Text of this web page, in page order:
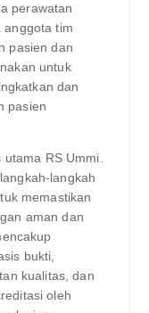
perawatan
anggota tim
pasien dan
untuk
dan
pasien
utama RS Ummi.
langkah
memastikan
aman dan
bukti,
kualitas, dan
oleh